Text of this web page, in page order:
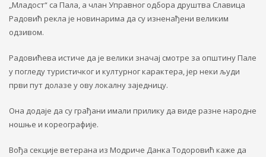
„Младост“ са Пала, а члан Управног одбора друштва Славица
Радовић рекла је новинарима да су изненађени великим
одзивом.
Радовићева истиче да је велики значај смотре за општину Пале
у погледу туристичког и културног карактера, јер неки људи
први пут долазе у ову локалну заједницу.
Она додаје да су грађани имали прилику да виде разне народне
ношње и кореографије.
Вођа секције ветерана из Модриче Данка Тодоровић каже да